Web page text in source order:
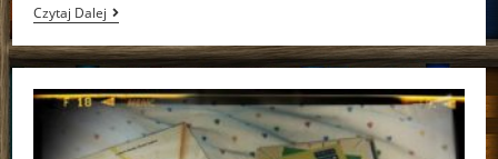
Czytaj DalejKleropol